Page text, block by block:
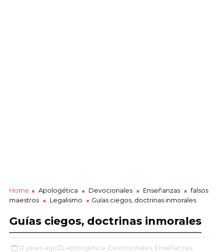
Home Apologética Devocionales Enseñanzas
falsos
maestros
Legalismo Guías ciegos, doctrinas inmorales
Guías ciegos, doctrinas inmorales
12 years ago Apologética, Devocionales, Enseñanzas,